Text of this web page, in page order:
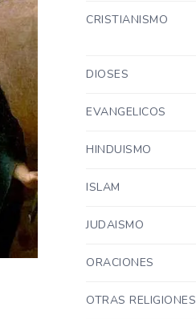
CRISTIANISMO
DIOSES
EVANGELICOS
HINDUISMO
ISLAM
JUDAISMO
ORACIONES
OTRAS RELIGIONES